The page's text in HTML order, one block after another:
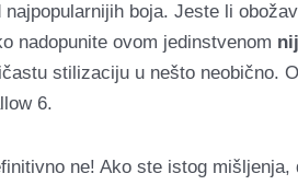
boja. Jeste li
nadopunite ovom jedinstvenom
stilizaciju u nešto neobično.
6.
ne! Ako ste istog mišljenja,